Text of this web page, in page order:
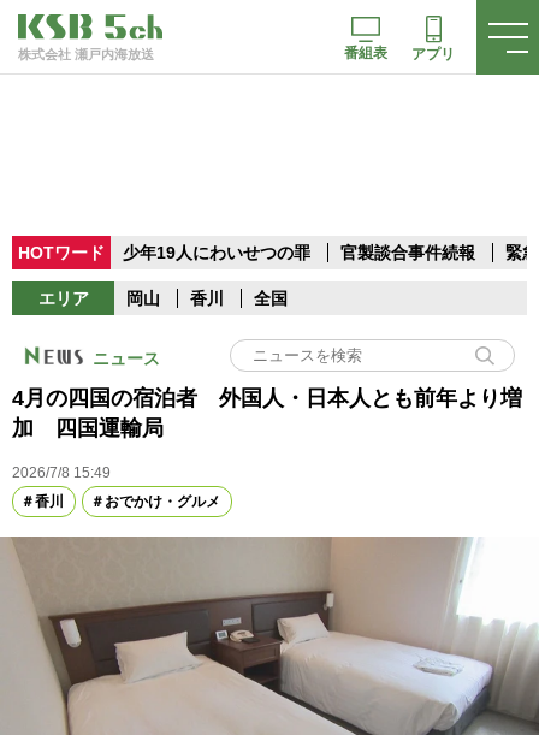
株式会社 瀬戸内海放送 番組表 アプリ
HOTワード 少年19人にわいせつの罪 官製談合事件続報 緊
エリア 岡山 香川 全国
ニュース
4月の四国の宿泊者 外国人・日本人とも前年より増
加 四国運輸局
2026/7/8 15:49
香川
おでかけ・グルメ